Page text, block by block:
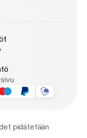
pidätetään